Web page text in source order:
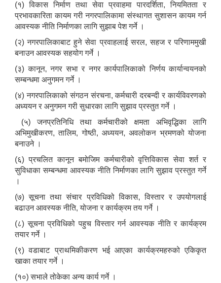
(१) विकास निर्माण तथा सेवा प्रवाहमा पारदर्शिता, नियमितता र
प्रभावकारिता कायम गरी नगरपालिकामा संस्थागत सुशासन कायम गर्न
आवस्यक नीति निर्माणका लागि सुझाब पेश गर्ने ।
(२) नगरपालिकाबाट हुने सेवा प्रवाहलाई सरल, सहज र परिणाममुखी
बनाउन आवस्यक सहयोग गर्ने ।
(३) कानून, नगर सभा र नगर कार्यपालिकाको निर्णय कार्यान्वयनको
सम्बन्धमा अनुगमन गर्ने ।
(४) नगरपालिकाको संगठन संरचना, कर्मचारी दरबन्दी र कार्यविवरणको
अध्ययन र अनुगमन गरी सुधारका लागि सुझाव प्रस्तुत गर्ने ।
(५) जनप्रतिनिधि तथा कर्मचारीको क्षमता अभिवृद्धिका लागि
अभिमुखीकरण, तालिम, गोष्ठी, अध्ययन, अवलोकन भ्रमणको योजना
बनाउने ।
(६) प्रचलित कानून बमोजिम कर्मचारीको वृत्तिविकास सेवा शर्त र
सुविधाका सम्बन्धमा आवस्यक नीति निर्माणका लागि सुझाव प्रस्तुत गर्ने
।
(७) सूचना तथा संचार प्रविधिको विकास, विस्तार र उपयोगलाई
बढाउन आवस्यक नीति, योजना र कार्यक्रम तय गर्ने ।
(८) सूचना प्रविधिको पहुच विस्तार गर्न आवस्यक नीति र कार्यक्रम
तयार गर्ने ।
(९) वडाबाट प्राथमिकीकरण भई आएका कार्यक्रमहरुको एकिकृत
खाका तयार गर्ने ।
(१०) सभाले तोकेका अन्य कार्य गर्ने ।